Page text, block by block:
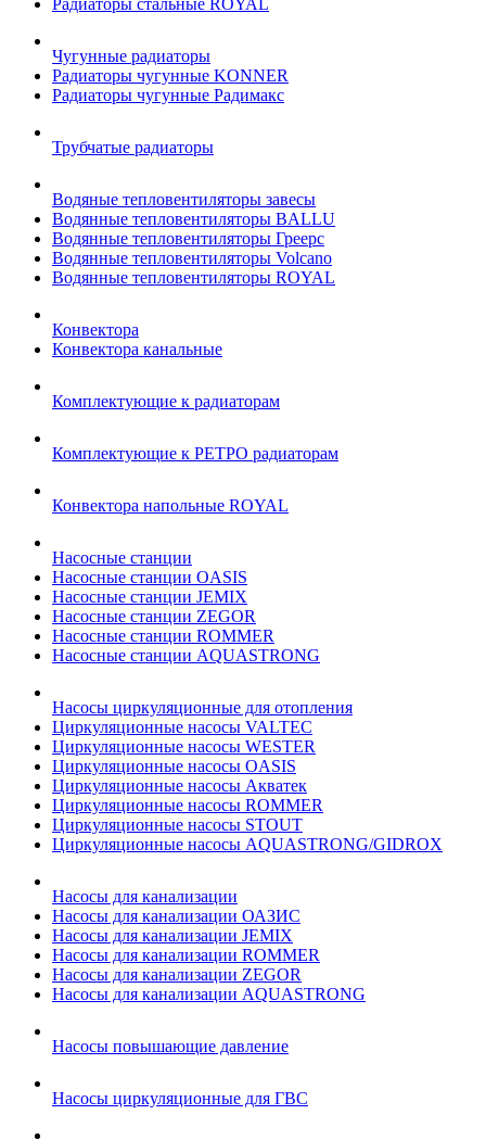
Радиаторы стальные ROYAL
Чугунные радиаторы
Радиаторы чугунные KONNER
Радиаторы чугунные Радимакс
Трубчатые радиаторы
Водяные тепловентиляторы завесы
Водянные тепловентиляторы BALLU
Водянные тепловентиляторы Греерс
Водянные тепловентиляторы Volcano
Водянные тепловентиляторы ROYAL
Конвектора
Конвектора канальные
Комплектующие к радиаторам
Комплектующие к РЕТРО радиаторам
Конвектора напольные ROYAL
Насосные станции
Насосные станции OASIS
Насосные станции JEMIX
Насосные станции ZEGOR
Насосные станции ROMMER
Насосные станции AQUASTRONG
Насосы циркуляционные для отопления
Циркуляционные насосы VALTEC
Циркуляционные насосы WESTER
Циркуляционные насосы OASIS
Циркуляционные насосы Акватек
Циркуляционные насосы ROMMER
Циркуляционные насосы STOUT
Циркуляционные насосы AQUASTRONG/GIDROX
Насосы для канализации
Насосы для канализации ОАЗИС
Насосы для канализации JEMIX
Насосы для канализации ROMMER
Насосы для канализации ZEGOR
Насосы для канализации AQUASTRONG
Насосы повышающие давление
Насосы циркуляционные для ГВС